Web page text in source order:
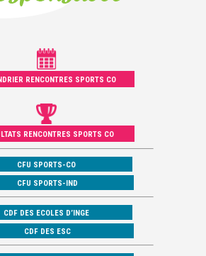
RENCONTRES SPORTS CO
RENCONTRES SPORTS CO
CFU SPORTS-CO
CFU SPORTS-IND
CDF DES ECOLES D’INGE
CDF DES ESC